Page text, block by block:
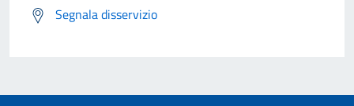
Segnala disservizio